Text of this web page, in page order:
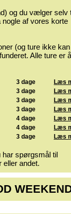
og du vælger selv
af vores korte
(og ture ikke kan
Alle ture er
3 dage
Læs
3 dage
Læs
3 dage
Læs
3 dage
Læs
4 dage
Læs
4 dage
Læs
3 dage Læs
har spørgsmål til
andet.